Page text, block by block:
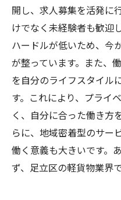
開し、求人募集を活発に
けでなく未経験者も歓迎
ハードルが低いため、今
が整っています。また、
を自分のライフスタイル
す。これにより、プライ
く、自分に合った働き方
らに、地域密着型のサー
働く意義も大きいです。
ず、足立区の軽貨物業界